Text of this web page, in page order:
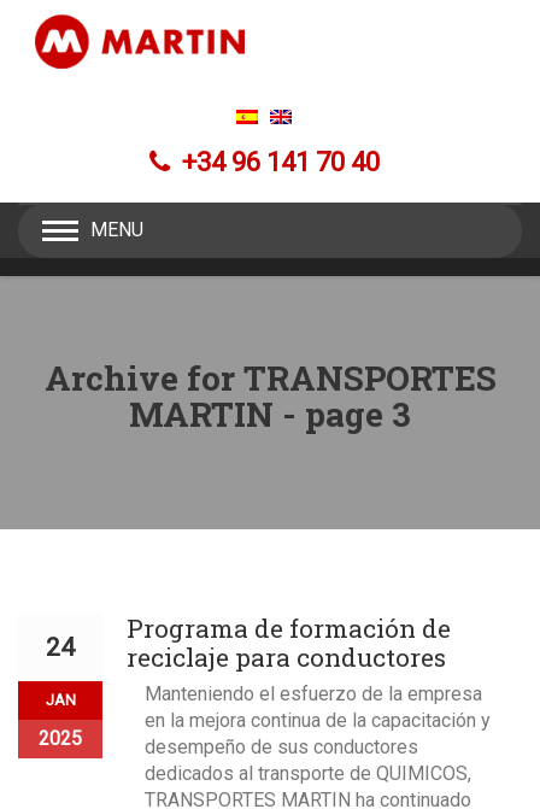
+34 96 141 70 40
MENU
Archive for TRANSPORTES
MARTIN - page 3
24
JAN
2025
Programa de formación de
reciclaje para conductores
Manteniendo el esfuerzo de la empresa
en la mejora continua de la capacitación y
desempeño de sus conductores
dedicados al transporte de QUIMICOS,
TRANSPORTES MARTIN ha continuado